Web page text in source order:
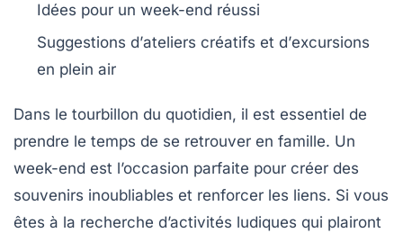
Idées pour un week-end réussi
Suggestions d’ateliers créatifs et d’excursions
en plein air
Dans le tourbillon du quotidien, il est essentiel de
prendre le temps de se retrouver en famille. Un
week-end est l’occasion parfaite pour créer des
souvenirs inoubliables et renforcer les liens. Si vous
êtes à la recherche d’activités ludiques qui plairont